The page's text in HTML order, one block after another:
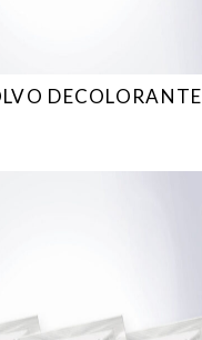
DECOLORANTE